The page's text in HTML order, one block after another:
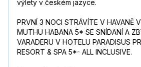
výlety v českém jazyce.
PRVNÍ 3 NOCI STRÁVÍTE V HAVANĚ
MUTHU HABANA 5* SE SNÍDANÍ A
VARADERU V HOTELU PARADISUS
RESORT & SPA 5*- ALL INCLUSIVE.